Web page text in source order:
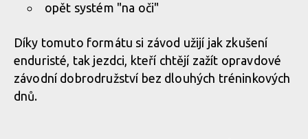
opět systém "na oči"
Díky tomuto formátu si závod užijí jak zkušení
enduristé, tak jezdci, kteří chtějí zažít opravdové
závodní dobrodružství bez dlouhých tréninkových
dnů.